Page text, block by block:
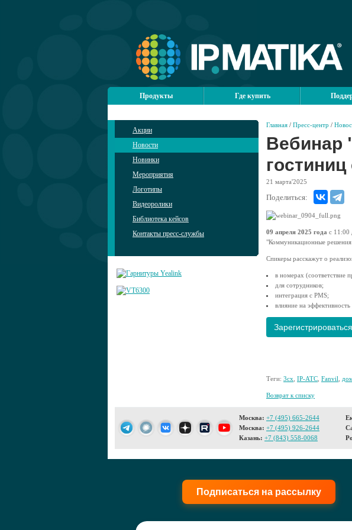
Продукты Где купить
Акции
Новости
Новинки
Мероприятия
Логотипы
Видеоролики
Библиотека кейсов
Контакты пресс-службы
Главная / Пресс-центр /
Вебинар
21 марта'2025
Поделиться:
09 апреля 2025 года с 11:00
"Коммуникационные решения
Спикеры расскажут о
в номерах (соответствие
для сотрудников;
интеграция с PMS;
влияние на эффективность
Зарегистрироваться
Теги: 3cx IP-АТС Fanvil
Возврат к списку
Москва: +7 (495) 665-2644
Москва: +7 (495) 926-2644
Казань: +7 (843) 558-0068
Подписаться на рассылку